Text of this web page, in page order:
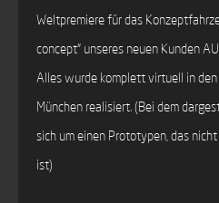
Weltpremiere für das
concept" unseres neuen Kunden
Alles wurde komplett virtuell in
München realisiert. (Bei dem
sich um einen Prototypen, das
ist)